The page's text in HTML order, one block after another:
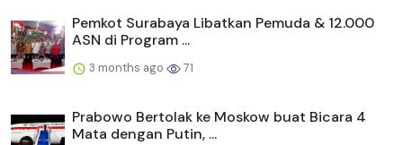
Pemkot Surabaya Libatkan Pemuda & 12.000
ASN di Program ...
3 months ago 71
Prabowo Bertolak ke Moskow buat Bicara 4
Mata dengan Putin, ...